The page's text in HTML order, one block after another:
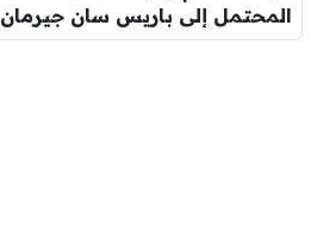
المحتمل إلى باريس سان جيرمان